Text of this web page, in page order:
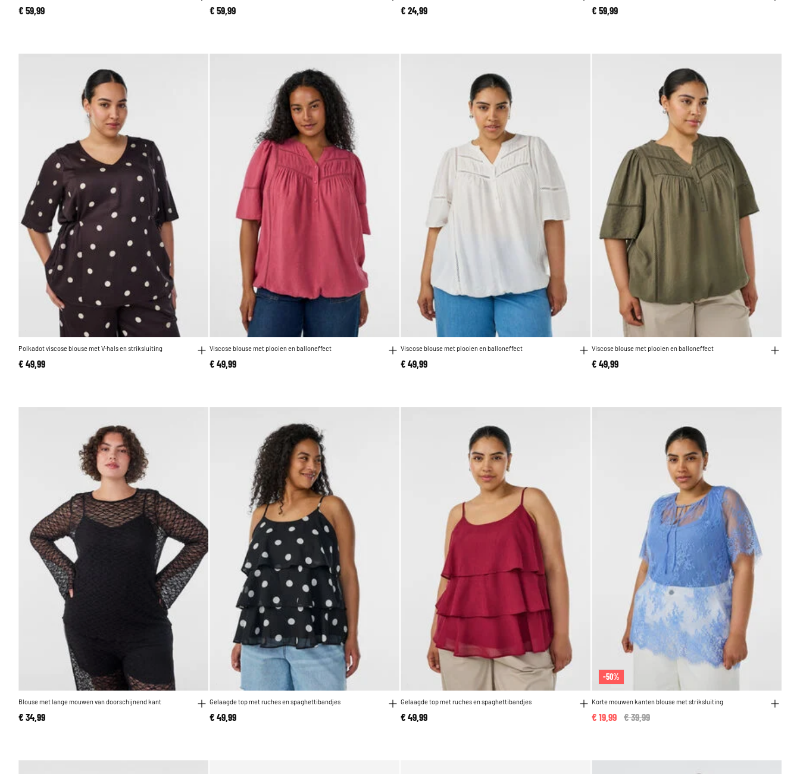
€ 59,99 € 59,99 € 24,99 € 59,99
Polkadot viscose blouse met V-hals en striksluiting
€ 49,99
Viscose blouse met plooien en balloneffect
€ 49,99
Viscose blouse met plooien en balloneffect
€ 49,99
Viscose blouse met plooien en balloneffect
€ 49,99
Blouse met lange mouwen van doorschijnend kant
€ 34,99
Gelaagde top met ruches en spaghettibandjes
€ 49,99
Gelaagde top met ruches en spaghettibandjes
€ 49,99
-50%
Korte mouwen kanten blouse met striksluiting
Price reduced from
€ 39,99
€ 19,99